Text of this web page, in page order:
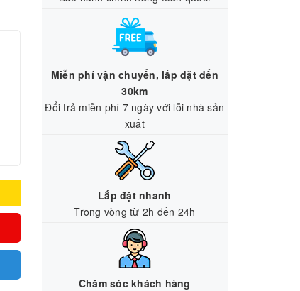
Miễn phí vận chuyển, lắp đặt đến
30km
Đổi trả miễn phí 7 ngày với lỗi nhà sản
xuất
Lắp đặt nhanh
Trong vòng từ 2h đến 24h
Chăm sóc khách hàng